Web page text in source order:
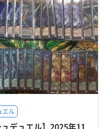
エル
ュデュエル】2025年11